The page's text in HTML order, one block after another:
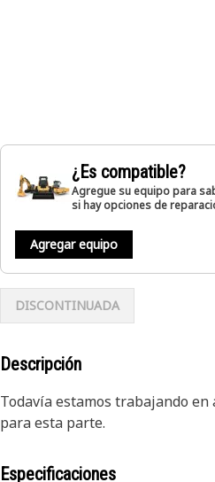
¿Es compatible?
Agregue su equipo para
si hay opciones de
Agregar equipo
DISCONTINUADA
Descripción
Todavía estamos trabajando
para esta parte.
Especificaciones